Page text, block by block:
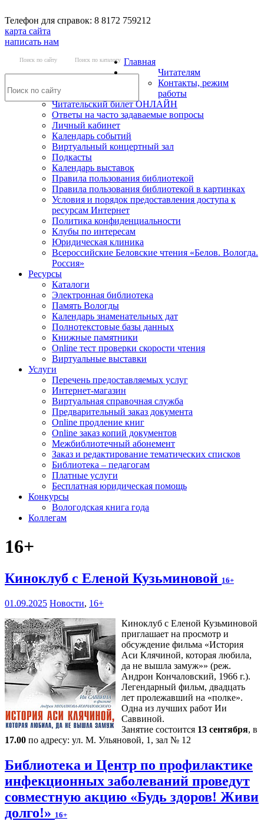
Телефон для справок: 8 8172 759212
карта сайта
написать нам
Поиск по сайту Поиск по каталогу Главная
Читателям
Контакты, режим
работы
Читательский билет ОНЛАЙН
Ответы на часто задаваемые вопросы
Личный кабинет
Календарь событий
Виртуальный концертный зал
Подкасты
Календарь выставок
Правила пользования библиотекой
Правила пользования библиотекой в картинках
Условия и порядок предоставления доступа к
ресурсам Интернет
Политика конфиденциальности
Клубы по интересам
Юридическая клиника
Всероссийские Беловские чтения «Белов. Вологда.
Россия»
Ресурсы
Каталоги
Электронная библиотека
Память Вологды
Календарь знаменательных дат
Полнотекстовые базы данных
Книжные памятники
Online тест проверки скорости чтения
Виртуальные выставки
Услуги
Перечень предоставляемых услуг
Интернет-магазин
Виртуальная справочная служба
Предварительный заказ документа
Online продление книг
Online заказ копий документов
Межбиблиотечный абонемент
Заказ и редактирование тематических списков
Библиотека – педагогам
Платные услуги
Бесплатная юридическая помощь
Конкурсы
Вологодская книга года
Коллегам
16+
Киноклуб с Еленой Кузьминовой 16+
01.09.2025 Новости, 16+
Киноклуб с Еленой Кузьминовой
приглашает на просмотр и
обсуждение фильма «История
Аси Клячиной, которая любила,
да не вышла замуж»» (реж.
Андрон Кончаловский, 1966 г.).
Легендарный фильм, двадцать
лет пролежавший на «полке».
Одна из лучших работ Ии
Саввиной.
Занятие состоится 13 сентября, в
17.00 по адресу: ул. М. Ульяновой, 1, зал № 12
Библиотека и Центр по профилактике
инфекционных заболеваний проведут
совместную акцию «Будь здоров! Живи
долго!» 16+